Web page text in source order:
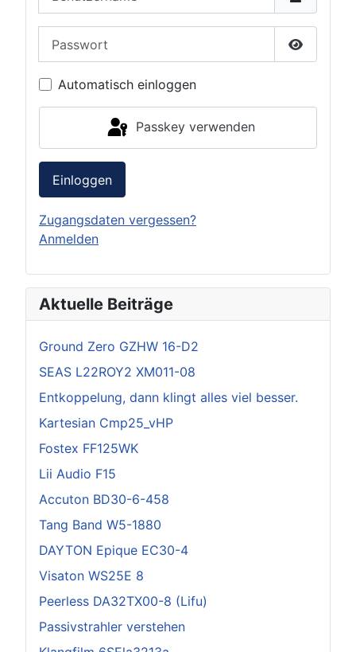
Passwort
Automatisch einloggen
Passkey verwenden
Einloggen
Zugangsdaten vergessen?
Anmelden
Aktuelle Beiträge
Ground Zero GZHW 16-D2
SEAS L22ROY2 XM011-08
Entkoppelung, dann klingt alles viel besser.
Kartesian Cmp25_vHP
Fostex FF125WK
Lii Audio F15
Accuton BD30-6-458
Tang Band W5-1880
DAYTON Epique EC30-4
Visaton WS25E 8
Peerless DA32TX00-8 (Lifu)
Passivstrahler verstehen